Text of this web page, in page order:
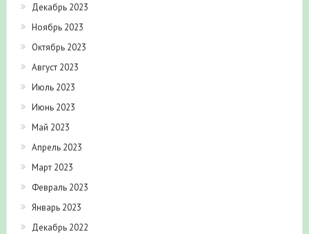
Декабрь 2023
Ноябрь 2023
Октябрь 2023
Август 2023
Июль 2023
Июнь 2023
Май 2023
Апрель 2023
Март 2023
Февраль 2023
Январь 2023
Декабрь 2022